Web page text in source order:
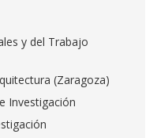
y del Trabajo
(Zaragoza)
Investigación